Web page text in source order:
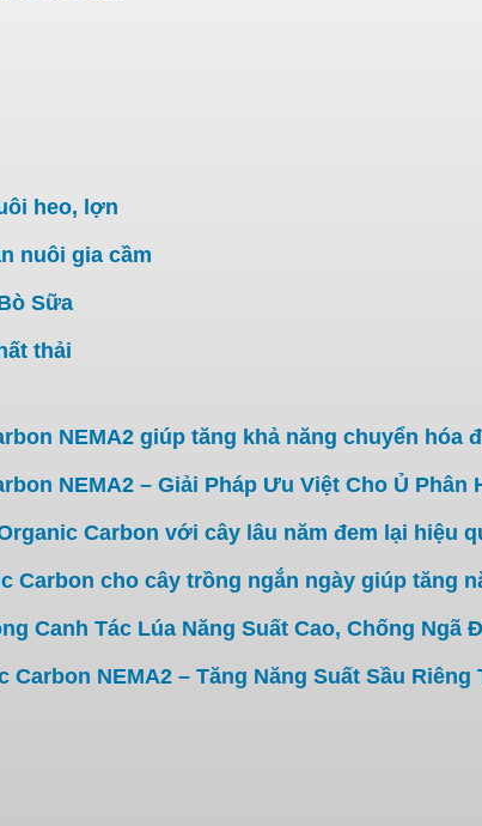
heo, lợn
nuôi gia cầm
Sữa
thải
NEMA2 giúp tăng khả năng chuyển
NEMA2 – Giải Pháp Ưu Việt Cho Ủ Phân
Carbon với cây lâu năm đem lại hiệu
Carbon cho cây trồng ngắn ngày giúp tăng
Canh Tác Lúa Năng Suất Cao, Chống Ngã
Carbon NEMA2 – Tăng Năng Suất Sầu